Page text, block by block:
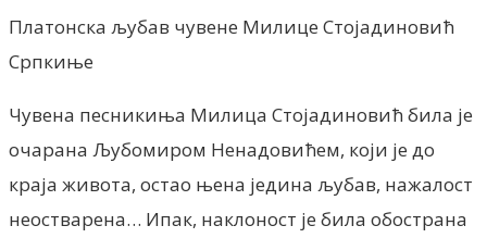
Платонска љубав чувене Милице Стојадиновић
Српкиње
Чувена песникиња Милица Стојадиновић била је
очарана Љубомиром Ненадовићем, који је до
краја живота, остао њена једина љубав, нажалост
неостварена… Ипак, наклоност је била обострана